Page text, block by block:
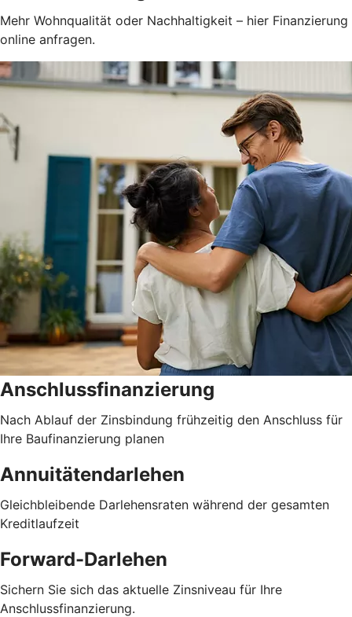
Mehr Wohnqualität oder Nachhaltigkeit – hier Finanzierung
online anfragen.
Anschlussfinanzierung
Nach Ablauf der Zinsbindung frühzeitig den Anschluss für
Ihre Baufinanzierung planen
Annuitätendarlehen
Gleichbleibende Darlehensraten während der gesamten
Kreditlaufzeit
Forward-Darlehen
Sichern Sie sich das aktuelle Zinsniveau für Ihre
Anschlussfinanzierung.